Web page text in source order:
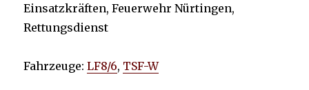
Einsatzkräften, Feuerwehr Nürtingen,
Rettungsdienst
Fahrzeuge:LF8/6, TSF-W